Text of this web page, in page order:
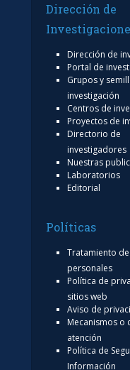
Dirección de
Dirección de
Portal de
Grupos y
investigación
Centros de
Proyectos de
Directorio de
investigadores
Nuestras
Laboratorios
Editorial
Políticas
Tratamiento
personales
Política de
sitios web
Aviso de
Mecanismos o
atención
Política de
Información